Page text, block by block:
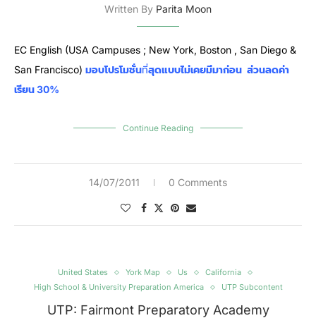
Written By Parita Moon
EC English (USA Campuses ; New York, Boston , San Diego &
San Francisco) มอบโปรโมชั่นที่สุดแบบไม่เคยมีมาก่อน ส่วนลดค่า
เรียน 30%
Continue Reading
14/07/2011 0 Comments
United States York Map Us
California
High School & University Preparation America
UTP Subcontent
UTP: Fairmont Preparatory Academy